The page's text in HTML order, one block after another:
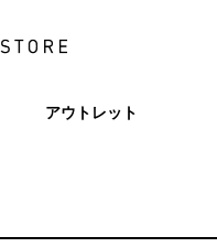
アウトレット